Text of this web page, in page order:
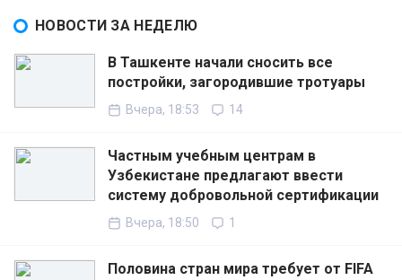
НОВОСТИ ЗА НЕДЕЛЮ
В Ташкенте начали сносить все
постройки, загородившие тротуары
Вчера, 18:53 14
Частным учебным центрам в
Узбекистане предлагают ввести
систему добровольной сертификации
Вчера, 18:50 1
Половина стран мира требует от FIFA